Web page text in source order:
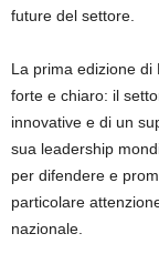
future del settore.
La prima edizione di
forte e chiaro: il
innovative e di un
sua leadership
per difendere e
particolare
nazionale.